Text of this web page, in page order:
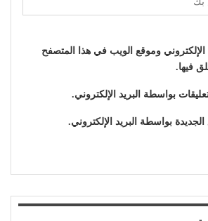
وموقع الويب في هذا المتصفح
فيها.
بواسطة البريد الإلكتروني.
الجديدة بواسطة البريد الإلكتروني.